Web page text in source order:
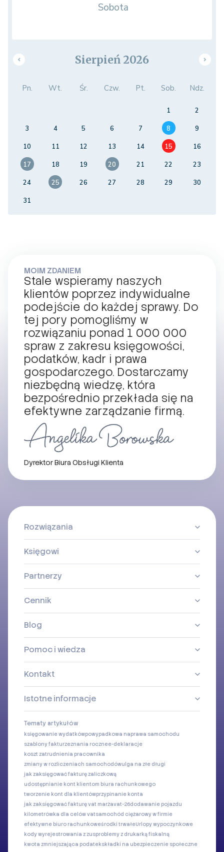
Sobota
Sierpień 2026
Pn. Wt. Śr. Czw. Pt. Sob. Ndz.
1
2
3
4 5 6 7 8
9
10
11 12 13 14 15
16
17
18 19 20 21 22
23
24
25 26 27 28 29
30
31
MOIM ZDANIEM
Stale wspieramy naszych
klientów poprzez indywidualne
podejście do każdej sprawy. Do
tej pory pomogliśmy w
rozwiązaniu ponad 1 000 000
spraw z zakresu księgowości,
podatków, kadr i prawa
gospodarczego. Dostarczamy
niezbędną wiedzę, która
bezpośrednio przekłada się na
efektywne zarządzanie firmą.
Dyrektor Biura Obsługi Klienta
Rozwiązania
Księgowi
Partnerzy
Cennik
Blog
Pomoc i wiedza
Kontakt
Istotne informacje
Tematy artykułów
księgowanie wydatkówpowypadkowa naprawa samochodu
szablony fakturzeznania rocznee-deklaracje
koszt zatrudnienia pracownika
zmiany w rozliczeniach samochodówulga na złe długi
jak zaksięgować fakturę zaliczkową
udostępnianie kont klientom biura rachunkowego
tworzenie kont dla klientówprzypinanie konta
jak zaksięgować fakturę vat marżavat-26dodawanie pojazdu
kilometrówka dla celów vatsamochód ciężarowy w firmie
efektywne biuro rachunkoweśrodki trwałeUrlopy wypoczynkowe
kody wyrejestrowania z zusproblemy z drukarką fiskalną
kwota zmniejszająca podatekskładki na ubezpieczenie społeczne